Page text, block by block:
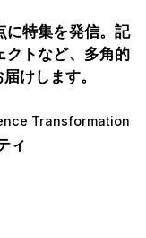
に特集を発信。記
クトなど、多角的
けします。
Transformation
ィ